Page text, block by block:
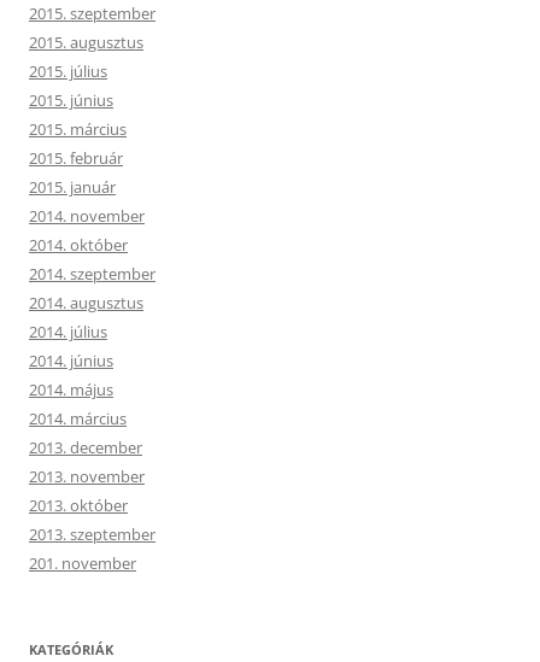
2015. szeptember
2015. augusztus
2015. július
2015. június
2015. március
2015. február
2015. január
2014. november
2014. október
2014. szeptember
2014. augusztus
2014. július
2014. június
2014. május
2014. március
2013. december
2013. november
2013. október
2013. szeptember
201. november
KATEGÓRIÁK